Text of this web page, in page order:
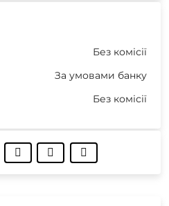
Без комісії
За умовами банку
Без комісії